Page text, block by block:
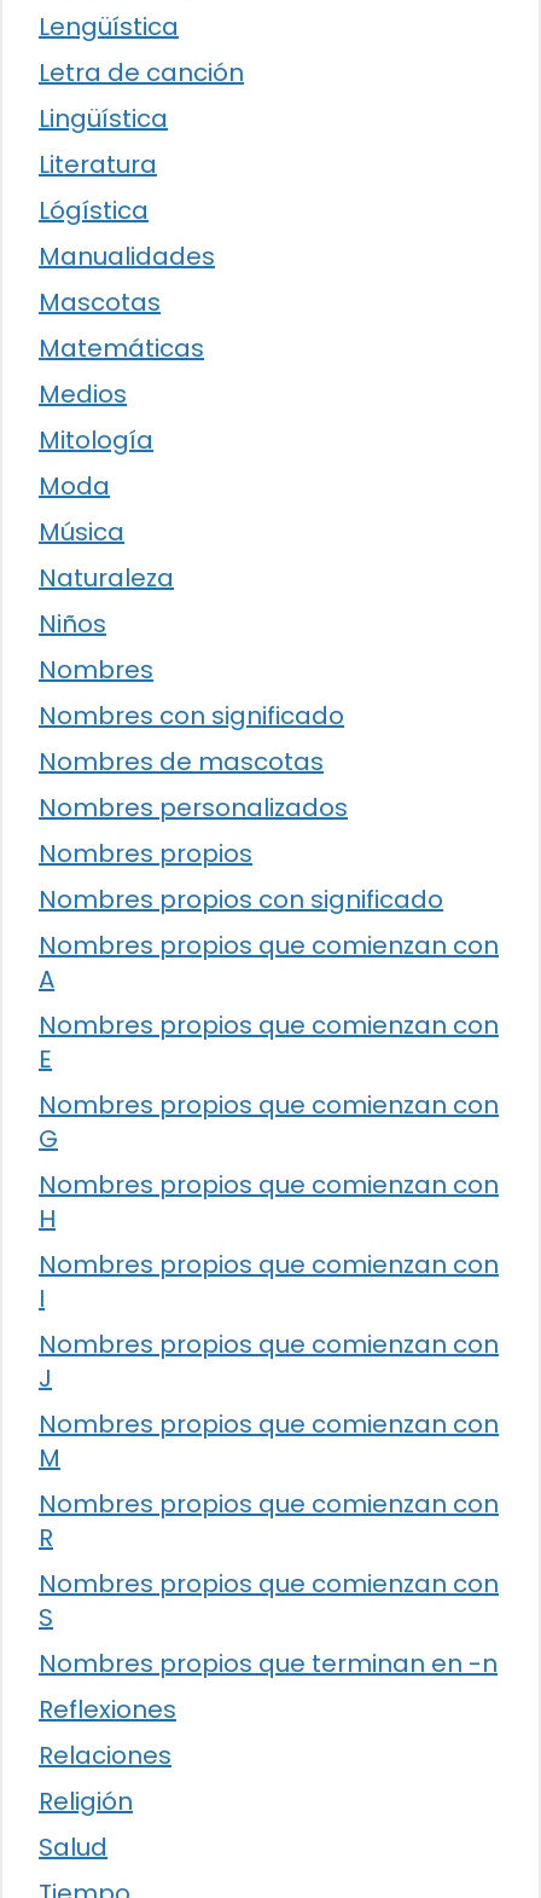
Lengüística
Letra de canción
Lingüística
Literatura
Lógística
Manualidades
Mascotas
Matemáticas
Medios
Mitología
Moda
Música
Naturaleza
Niños
Nombres
Nombres con significado
Nombres de mascotas
Nombres personalizados
Nombres propios
Nombres propios con significado
Nombres propios que comienzan con
A
Nombres propios que comienzan con
E
Nombres propios que comienzan con
G
Nombres propios que comienzan con
H
Nombres propios que comienzan con
I
Nombres propios que comienzan con
J
Nombres propios que comienzan con
M
Nombres propios que comienzan con
R
Nombres propios que comienzan con
S
Nombres propios que terminan en -n
Reflexiones
Relaciones
Religión
Salud